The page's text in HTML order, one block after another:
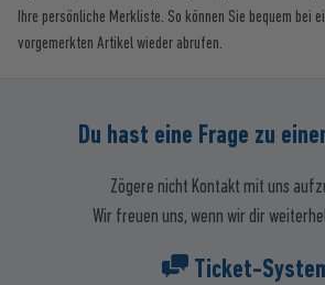
Ihre persönliche Merkliste. So können Sie bequem bei
vorgemerkten Artikel wieder abrufen.
Du hast eine Frage zu
Zögere nicht Kontakt mit uns
Wir freuen uns, wenn wir dir
Ticket-